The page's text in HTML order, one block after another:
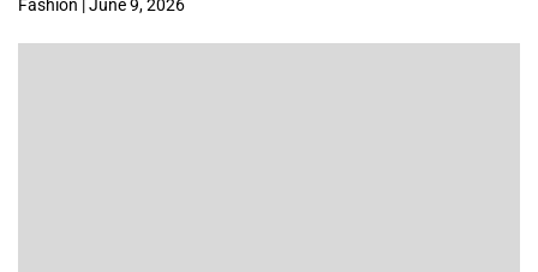
Fashion | June 9, 2026